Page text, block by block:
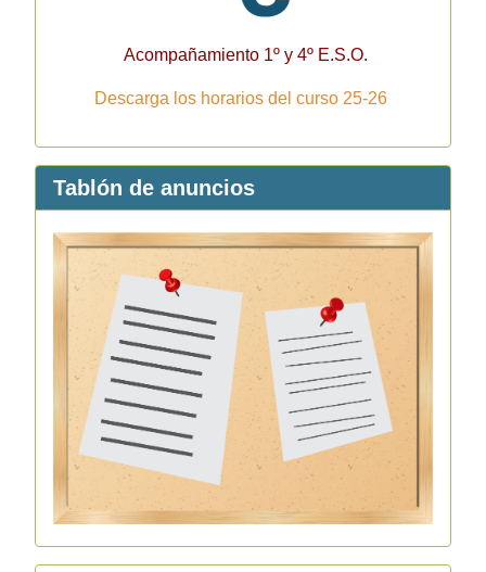
Acompañamiento 1º y 4º E.S.O.
Descarga los horarios del curso 25-26
Tablón de anuncios